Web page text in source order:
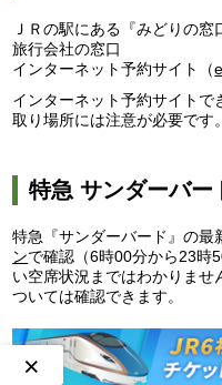
ＪＲの駅にある『みどりの窓
旅行会社の窓口
インターネット予約サイト（
インターネット予約サイトで
取り場所には注意が必要です。
特急 サンダーバー
特急『サンダーバード』の最
ンで確認（6時00分から23時
い空席状況まではわかりませ
ついては確認できます。
×